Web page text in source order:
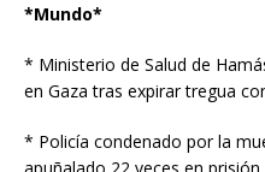
*Mundo*
* Ministerio de Salud de
en Gaza tras expirar tregua
* Policía condenado por la